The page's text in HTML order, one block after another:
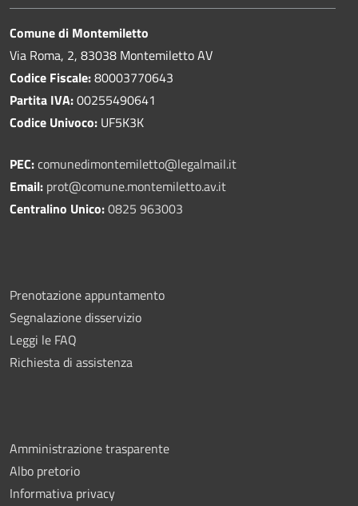
Comune di Montemiletto
Via Roma, 2, 83038 Montemiletto AV
Codice Fiscale:80003770643
Partita IVA:00255490641
Codice Univoco: UF5K3K
PEC:comunedimontemiletto@legalmail.it
Email: prot@comune.montemiletto.av.it
Centralino Unico:0825 963003
Prenotazione appuntamento
Segnalazione disservizio
Leggi le FAQ
Richiesta di assistenza
Amministrazione trasparente
Albo pretorio
Informativa privacy